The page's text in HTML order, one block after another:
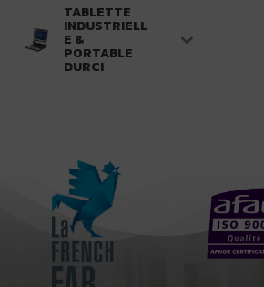
TABLETTE
INDUSTRIELL
E &
PORTABLE
DURCI